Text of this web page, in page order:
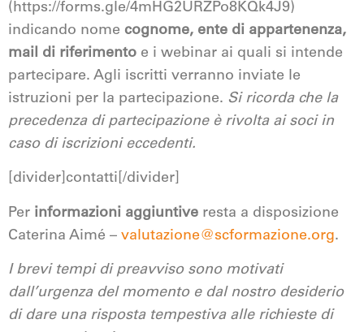
(https://forms.gle/4mHG2URZPo8KQk4J9)
indicando nome cognome, ente di appartenenza,
mail di riferimento e i webinar ai quali si intende
partecipare. Agli iscritti verranno inviate le
istruzioni per la partecipazione. Si ricorda che la
precedenza di partecipazione è rivolta ai soci in
caso di iscrizioni eccedenti.
[divider]contatti[/divider]
Per informazioni aggiuntive resta a disposizione
Caterina Aimé – valutazione@scformazione.org.
I brevi tempi di preavviso sono motivati
dall’urgenza del momento e dal nostro desiderio
di dare una risposta tempestiva alle richieste di